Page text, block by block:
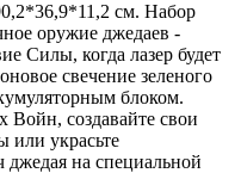
см. Набор
оружие джедаев -
Силы, когда лазер будет
свечение зеленого
блоком.
создавайте свои
или украсьте
джедая на специальной